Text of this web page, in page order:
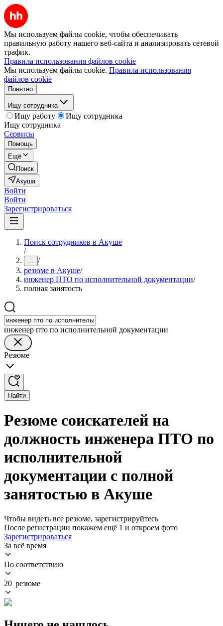
Мы используем файлы cookie, чтобы обеспечивать
правильную работу нашего веб-сайта и анализировать сетевой
трафик.
Правила использования файлов cookie
Мы используем файлы cookie. Правила использования
файлов cookie
Понятно
Ищу сотрудника
Ищу работу
Ищу сотрудника
Ищу сотрудника
Сервисы
Помощь
Ещё
Поиск
Акуша
Войти
Войти
Зарегистрироваться
Поиск сотрудников в Акуше
/
... /
резюме в Акуше/
инженер ПТО по исполнительной документации/
полная занятость
инженер пто по исполнительной документации
Резюме
Найти
Резюме соискателей на
должность инженера ПТО по
исполнительной
документации с полной
занятостью в Акуше
Чтобы видеть все резюме, зарегистрируйтесь
После регистрации покажем ещё 1 и откроем фото
Зарегистрироваться
За всё время
По соответствию
20 резюме